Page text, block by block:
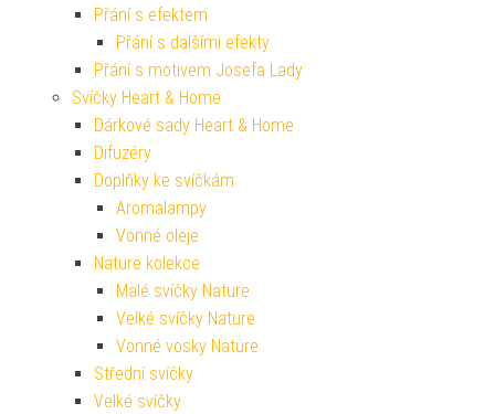
Přání s efektem
Přání s dalšími efekty
Přání s motivem Josefa Lady
Svíčky Heart & Home
Dárkové sady Heart & Home
Difuzéry
Doplňky ke svíčkám
Aromalampy
Vonné oleje
Nature kolekce
Malé svíčky Nature
Velké svíčky Nature
Vonné vosky Nature
Střední svíčky
Velké svíčky